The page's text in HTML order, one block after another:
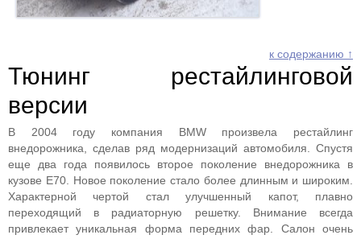
к содержанию ↑
Тюнинг рестайлинговой
версии
В 2004 году компания BMW произвела рестайлинг
внедорожника, сделав ряд модернизаций автомобиля. Спустя
еще два года появилось второе поколение внедорожника в
кузове E70. Новое поколение стало более длинным и широким.
Характерной чертой стал улучшенный капот, плавно
переходящий в радиаторную решетку. Внимание всегда
привлекает уникальная форма передних фар. Салон очень